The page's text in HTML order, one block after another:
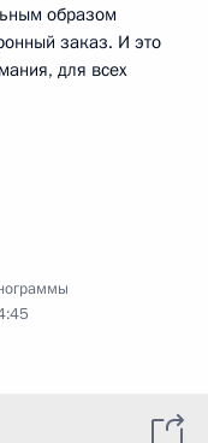
образом
заказ. И это
для всех